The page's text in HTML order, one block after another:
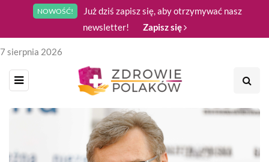
NOWOŚĆ!
Już dziś zapisz się, aby otrzymywać nasz
newsletter!
Zapisz się
7 sierpnia 2026